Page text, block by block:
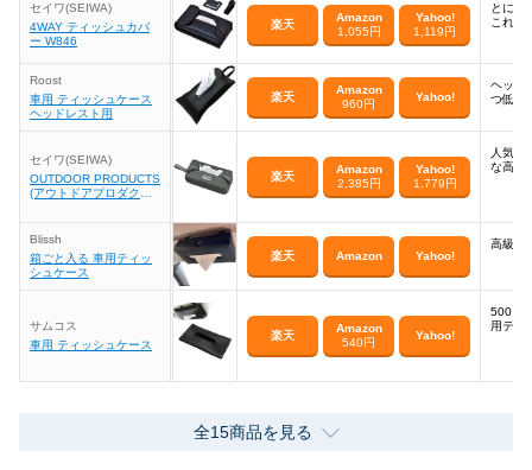
セイワ(SEIWA)
4WAY ティッシュカバ
ー W846
楽天
Amazon
1,055円
Yahoo!
1,119円
とにか
これで
Roost
車用 ティッシュケース
ヘッドレスト用
楽天
Amazon
960円
Yahoo!
ヘッド
つ低コ
セイワ(SEIWA)
OUTDOOR PRODUCTS
(アウトドアプロダクツ)
楽天
Amazon
2,385円
Yahoo!
1,779円
人気ブ
な高品
Blissh
箱ごと入る 車用ティッ
シュケース
楽天 Amazon Yahoo!
高級感
サムコス
車用 ティッシュケース
楽天
Amazon
540円
Yahoo!
500円
用ティ
全15商品を見る